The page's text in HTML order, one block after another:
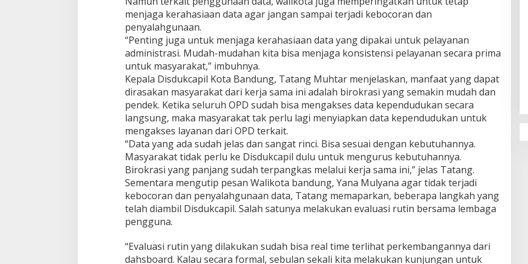
D
a
t
a
K
e
p
e
n
d
u
d
u
k
a
n
menjaga kerahasiaan data agar jangan sampai terjadi kebocoran dan
penyalahgunaan.
“Penting juga untuk menjaga kerahasiaan data yang dipakai untuk pelayanan
administrasi. Mudah-mudahan kita bisa menjaga konsistensi pelayanan secara prima
untuk masyarakat,” imbuhnya.
Kepala Disdukcapil Kota Bandung, Tatang Muhtar menjelaskan, manfaat yang dapat
dirasakan masyarakat dari kerja sama ini adalah birokrasi yang semakin mudah dan
pendek. Ketika seluruh OPD sudah bisa mengakses data kependudukan secara
langsung, maka masyarakat tak perlu lagi menyiapkan data kependudukan untuk
mengakses layanan dari OPD terkait.
“Data yang ada sudah jelas dan sangat rinci. Bisa sesuai dengan kebutuhannya.
Masyarakat tidak perlu ke Disdukcapil dulu untuk mengurus kebutuhannya.
Birokrasi yang panjang sudah terpangkas melalui kerja sama ini,” jelas Tatang.
Sementara mengutip pesan Walikota bandung, Yana Mulyana agar tidak terjadi
kebocoran dan penyalahgunaan data, Tatang memaparkan, beberapa langkah yang
telah diambil Disdukcapil. Salah satunya melakukan evaluasi rutin bersama lembaga
pengguna.
“Evaluasi rutin yang dilakukan sudah bisa real time terlihat perkembangannya dari
dahsboard. Kalau secara formal, sebulan sekali kita melakukan kunjungan untuk
Karakter Sekolah Nur Al Rahman
Bikin Sekolah di Malaysia Tertarik
Mempelajarinya